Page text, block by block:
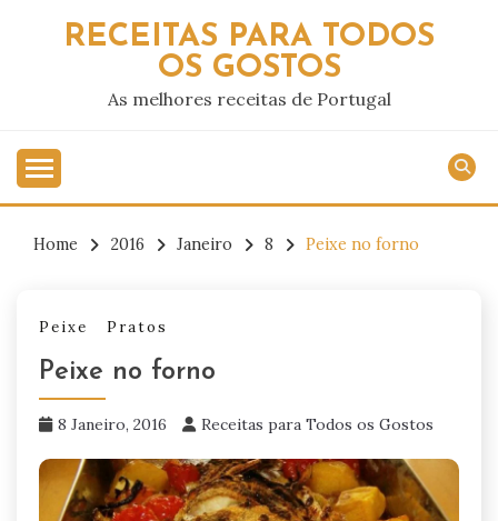
RECEITAS PARA TODOS
OS GOSTOS
As melhores receitas de Portugal
Home 2016 Janeiro 8 Peixe no forno
Peixe Pratos
Peixe no forno
8 Janeiro, 2016 Receitas para Todos os Gostos